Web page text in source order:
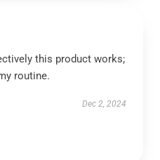
this product works;
routine.
Dec 2, 2024